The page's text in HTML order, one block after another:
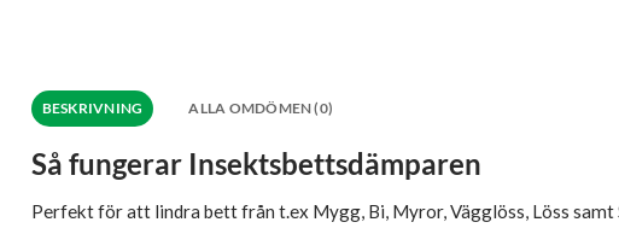
BESKRIVNING ALLA OMDÖMEN (0)
Så fungerar Insektsbettsdämparen
Perfekt för att lindra bett från t.ex Mygg, Bi, Myror, Vägglöss, Löss